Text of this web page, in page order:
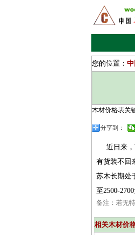
您的位置：
木材价格表关
分享到：
近日来，
有货装不回
苏木长期处
至2500-
备注：若无
相关木材价